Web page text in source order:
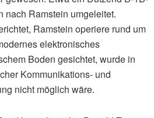
nach Ramstein umgeleitet.
Ramstein operiere rund um
elektronisches
Boden gesichtet, wurde in
Kommunikations- und
nicht möglich wäre.